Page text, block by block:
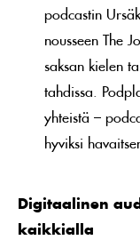
podcastin
nousseen The
saksan kielen
tahdissa.
yhteistä –
hyviksi
Digitaalinen
kaikkialla